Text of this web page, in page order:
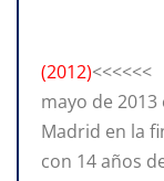
Diego
(2012)<<<<<<
mayo de
Madrid en la
con 14 años